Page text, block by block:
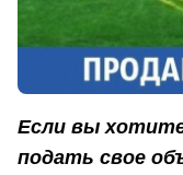
Если вы
подать свое